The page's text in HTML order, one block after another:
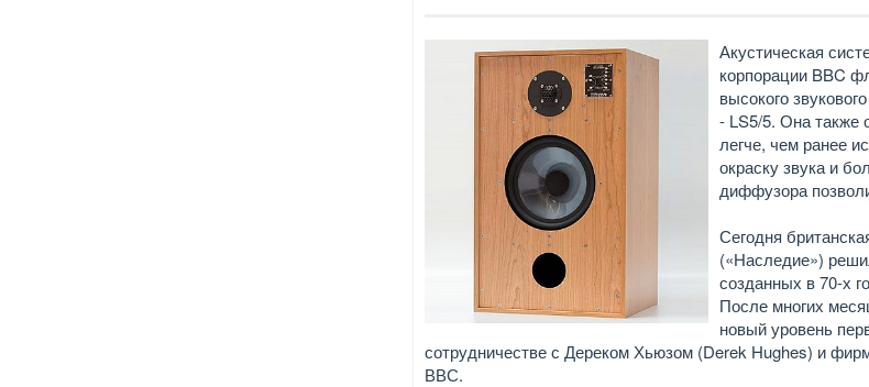
Акустическая
корпорации BBC
высокого
- LS5/5. Она также
легче, чем ранее
окраску звука и
диффузора
Сегодня
(«Наследие»)
созданных в 70-х
После многих
новый уровень
сотрудничестве с Дереком Хьюзом (Derek Hughes) и
ВВС.